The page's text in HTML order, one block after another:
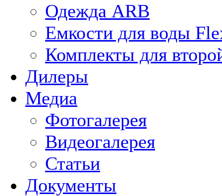
Одежда ARB
Емкости для воды
Комплекты для
Дилеры
Медиа
Фотогалерея
Видеогалерея
Статьи
Документы